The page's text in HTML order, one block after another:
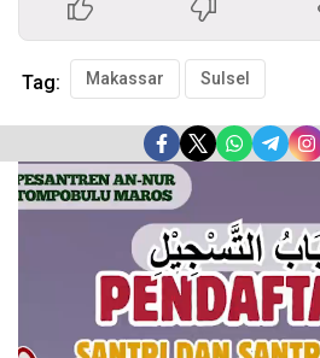
Tag: Makassar Sulsel
Pemutar
Video